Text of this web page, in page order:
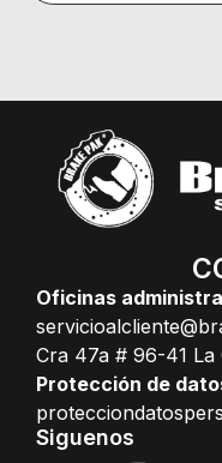
Oficinas
Cra 47a # 96-41 La
Protección de
Siguenos